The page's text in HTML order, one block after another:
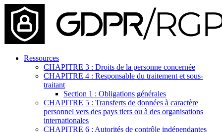
Ressources
CHAPITRE 3 : Droits de la personne concernée
CHAPITRE 4 : Responsable du traitement et sous-
traitant
Section 1 : Obligations générales
CHAPITRE 5 : Transferts de données à caractère
personnel vers des pays tiers ou à des organisations
internationales
CHAPITRE 6 : Autorités de contrôle indépendantes